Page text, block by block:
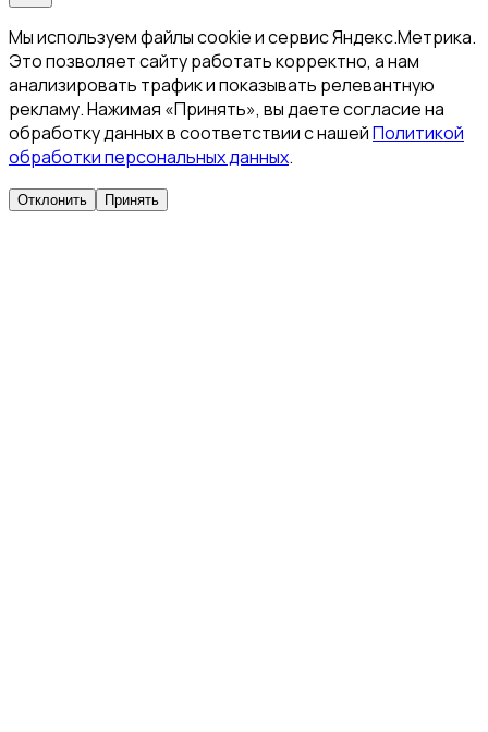
Мы используем файлы cookie и сервис Яндекс.Метрика.
Это позволяет сайту работать корректно, а нам
анализировать трафик и показывать релевантную
рекламу. Нажимая «Принять», вы даете согласие на
обработку данных в соответствии с нашейПолитикой
обработки персональных данных.
Отклонить Принять